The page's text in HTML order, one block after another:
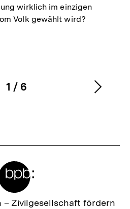
wirklich im einzigen
Volk gewählt wird?
Karussellinhalt
1
von
/ 6
– Zivilgesellschaft fördern